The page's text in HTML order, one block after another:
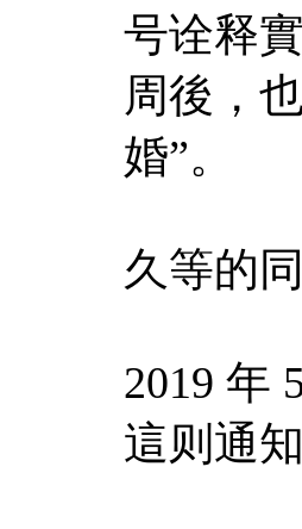
号诠释
周後，
婚”。
久等的
2019 年
這则通